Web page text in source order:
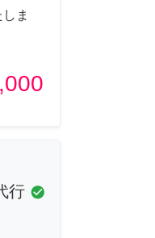
ま
行 check_circle